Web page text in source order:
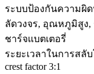
ระบบป้องกันความผิ
ลัดวงจร, อุณหภูมิสูง,
ชาร์จแบตเตอรี่
ระยะเวลาในการสลั
crest factor 3:1